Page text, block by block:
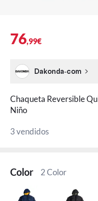
76,99€
Dakonda-com
Chaqueta Reversible
Niño
3 vendidos
Color 2 Color